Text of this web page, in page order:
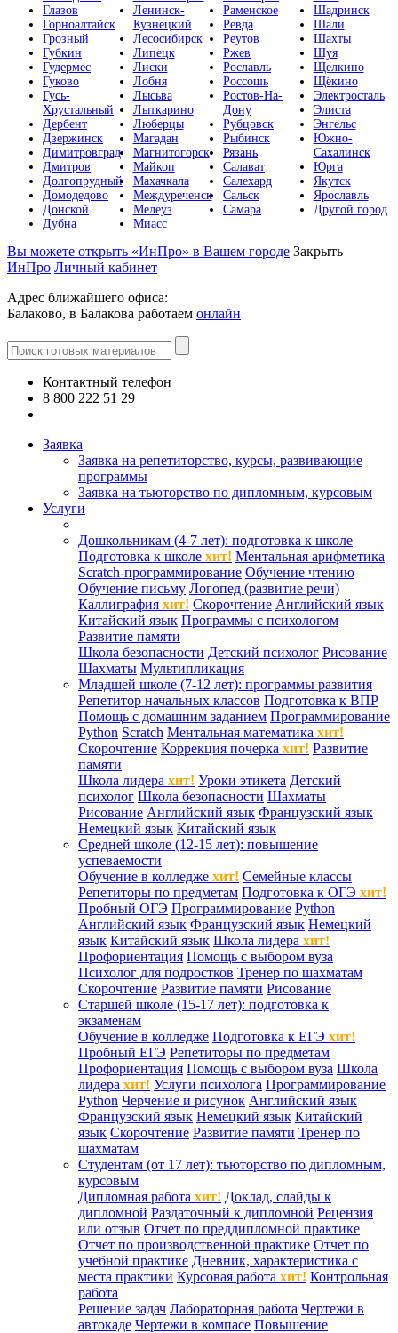
Глазов
Горноалтайск
Грозный
Губкин
Гудермес
Гуково
Гусь-
Хрустальный
Дербент
Дзержинск
Димитровград
Дмитров
Долгопрудный
Домодедово
Донской
Дубна
Ленинск-
Кузнецкий
Лесосибирск
Липецк
Лиски
Лобня
Лысьва
Лыткарино
Люберцы
Магадан
Магнитогорск
Майкоп
Махачкала
Междуреченск
Мелеуз
Миасс
Раменское
Ревда
Реутов
Ржев
Рославль
Россошь
Ростов-На-
Дону
Рубцовск
Рыбинск
Рязань
Салават
Салехард
Сальск
Самара
Шадринск
Шали
Шахты
Шуя
Щелкино
Щёкино
Электросталь
Элиста
Энгельс
Южно-
Сахалинск
Юрга
Якутск
Ярославль
Другой город
Вы можете открыть «ИнПро» в Вашем городе Закрыть
ИнПро Личный кабинет
Адрес ближайшего офиса:
Балаково, в Балакова работаем онлайн
Контактный телефон
8 800 222 51 29
Заявка
Заявка на репетиторство, курсы, развивающие
программы
Заявка на тьюторство по дипломным, курсовым
Услуги
Дошкольникам (4-7 лет): подготовка к школе
Подготовка к школе хит! Ментальная арифметика
Scratch-программирование Обучение чтению
Обучение письму Логопед (развитие речи)
Каллиграфия хит! Скорочтение Английский язык
Китайский язык Программы с психологом
Развитие памяти
Школа безопасности Детский психолог Рисование
Шахматы Мультипликация
Младшей школе (7-12 лет): программы развития
Репетитор начальных классов Подготовка к ВПР
Помощь с домашним заданием Программирование
Python Scratch Ментальная математика хит!
Скорочтение Коррекция почерка хит! Развитие
памяти
Школа лидера хит! Уроки этикета Детский
психолог Школа безопасности Шахматы
Рисование Английский язык Французский язык
Немецкий язык Китайский язык
Средней школе (12-15 лет): повышение
успеваемости
Обучение в колледже хит! Семейные классы
Репетиторы по предметам Подготовка к ОГЭ хит!
Пробный ОГЭ Программирование Python
Английский язык Французский язык Немецкий
язык Китайский язык Школа лидера хит!
Профориентация Помощь с выбором вуза
Психолог для подростков Тренер по шахматам
Скорочтение Развитие памяти Рисование
Старшей школе (15-17 лет): подготовка к
экзаменам
Обучение в колледже Подготовка к ЕГЭ хит!
Пробный ЕГЭ Репетиторы по предметам
Профориентация Помощь с выбором вуза Школа
лидера хит! Услуги психолога Программирование
Python Черчение и рисунок Английский язык
Французский язык Немецкий язык Китайский
язык Скорочтение Развитие памяти Тренер по
шахматам
Студентам (от 17 лет): тьюторство по дипломным,
курсовым
Дипломная работа хит! Доклад, слайды к
дипломной Раздаточный к дипломной Рецензия
или отзыв Отчет по преддипломной практике
Отчет по производственной практике Отчет по
учебной практике Дневник, характеристика с
места практики Курсовая работа хит! Контрольная
работа
Решение задач Лабораторная работа Чертежи в
автокаде Чертежи в компасе Повышение